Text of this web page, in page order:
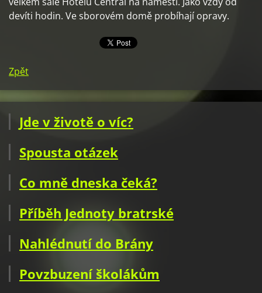
devíti hodin. Ve sborovém domě probíhají opravy.
Zpět
Jde v životě o víc?
Spousta otázek
Co mně dneska čeká?
Příběh Jednoty bratrské
Nahlédnutí do Brány
Povzbuzení školákům